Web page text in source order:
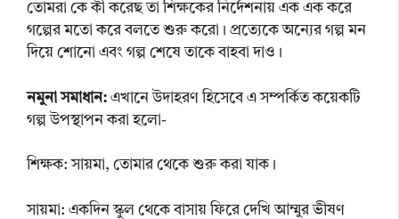
তোমরা কে কী করেছ তা শিক্ষকের নির্দেশনায় এক এক করে
গল্পের মতো করে বলতে শুরু করো। প্রত্যেকে অন্যের গল্প মন
দিয়ে শোনো এবং গল্প শেষে তাকে বাহবা দাও।
নমুনা সমাধান: এখানে উদাহরণ হিসেবে এ সম্পর্কিত কয়েকটি
গল্প উপস্থাপন করা হলো-
শিক্ষক: সায়মা, তোমার থেকে শুরু করা যাক।
সায়মা: একদিন স্কুল থেকে বাসায় ফিরে দেখি আম্মুর ভীষণ